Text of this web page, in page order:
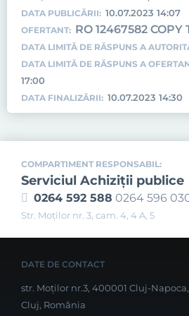
DATA PUBLICĂRII: 10.07.2023 14:07
OFERTANT: RO 12467582
DATA LIMITĂ DE RĂSPUNS A
DATA LIMITĂ DE RĂSPUNS A
17:00
DATA FINALIZĂRII: 10.07.2023 14:30
COMPARTIMENT RESPONSABIL:
Serviciul Achiziţii publice
0264 592 588 0264 596
Str. Moţilor nr. 3, cam. 4, 4 A, 5
DATE DE CONTACT
str. Moților nr.3, 400001 Cluj-Napoca,
Cluj, România